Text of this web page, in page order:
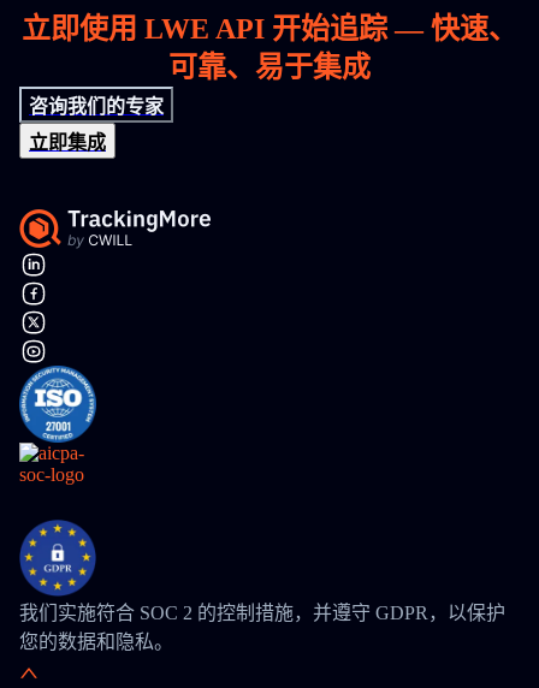
立即使用 LWE API 开始追踪 — 快速、
可靠、易于集成
咨询我们的专家
立即集成
我们实施符合 SOC 2 的控制措施，并遵守 GDPR，以保护
您的数据和隐私。